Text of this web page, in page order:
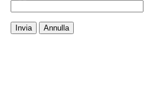
Invia Annulla